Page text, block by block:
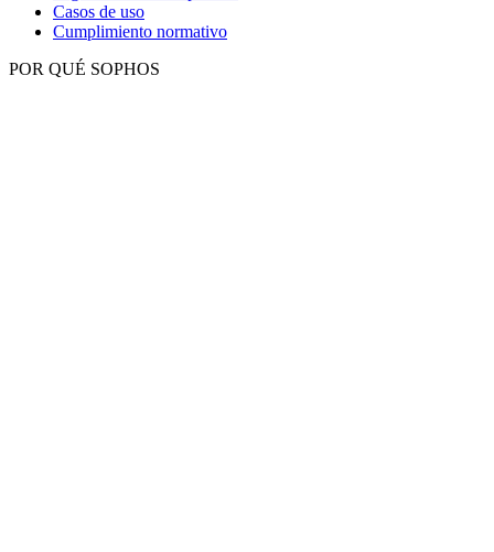
Casos de uso
Cumplimiento normativo
POR QUÉ SOPHOS